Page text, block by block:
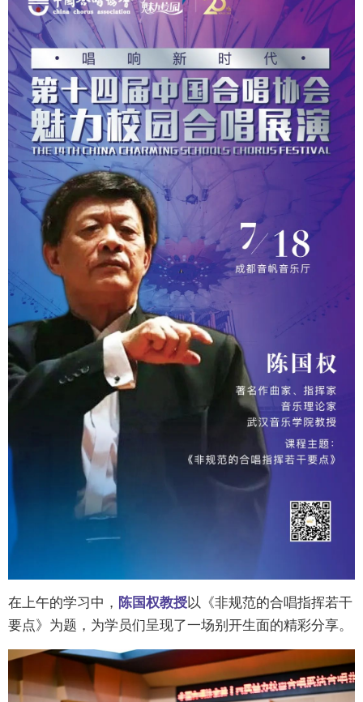
在上午的学习中， 陈国权教授以《非规范的合唱指挥若干
要点》为题，为学员们呈现了一场别开生面的精彩分享。